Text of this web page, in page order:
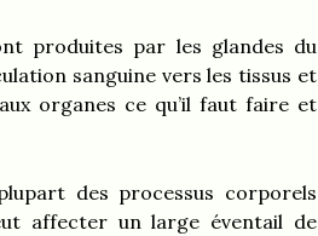
produites par les glandes du
sanguine vers les tissus et
organes ce qu’il faut faire et
des processus corporels
affecter un large éventail de